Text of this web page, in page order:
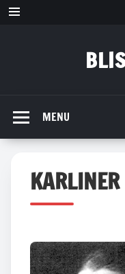
Przejdź
MENU